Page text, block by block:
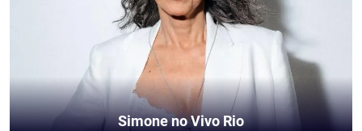
Simone no Vivo Rio